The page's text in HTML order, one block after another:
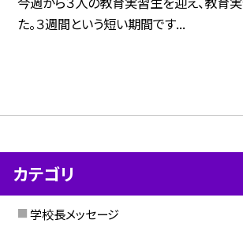
た。３週間という短い期間です...
カテゴリ
学校長メッセージ